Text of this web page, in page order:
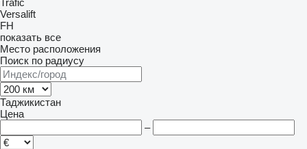
Trafic
Versalift
FH
показать все
Место расположения
Поиск по радиусу
Таджикистан
Цена
–